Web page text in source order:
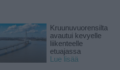
Kruunuvuorensilta
avautui kevyelle
liikenteelle
etuajassa
Lue lisää